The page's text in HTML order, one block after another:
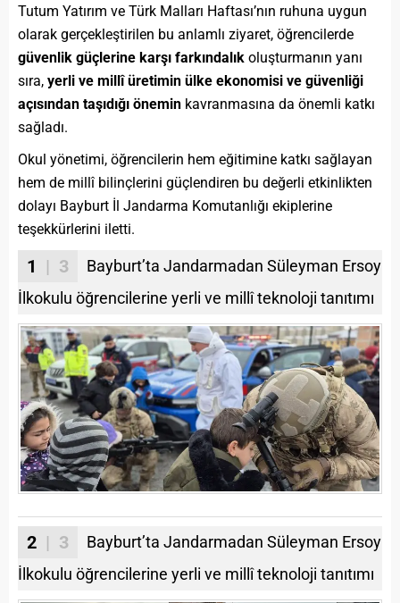
Tutum Yatırım ve Türk Malları Haftası’nın ruhuna uygun
olarak gerçekleştirilen bu anlamlı ziyaret, öğrencilerde
güvenlik güçlerine karşı farkındalık oluşturmanın yanı
sıra, yerli ve millî üretimin ülke ekonomisi ve güvenliği
açısından taşıdığı önemin kavranmasına da önemli katkı
sağladı.
Okul yönetimi, öğrencilerin hem eğitimine katkı sağlayan
hem de millî bilinçlerini güçlendiren bu değerli etkinlikten
dolayı Bayburt İl Jandarma Komutanlığı ekiplerine
teşekkürlerini iletti.
1 | 3
Bayburt’ta Jandarmadan Süleyman Ersoy
İlkokulu öğrencilerine yerli ve millî teknoloji tanıtımı
2 | 3
Bayburt’ta Jandarmadan Süleyman Ersoy
İlkokulu öğrencilerine yerli ve millî teknoloji tanıtımı